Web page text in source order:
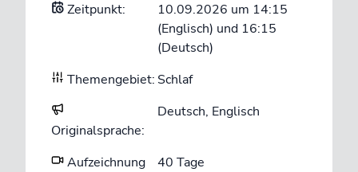
Zeitpunkt:
10.09.2026 um 14:15
(Englisch) und 16:15
(Deutsch)
Themengebiet: Schlaf
Originalsprache:
Deutsch, Englisch
Aufzeichnung
40 Tage